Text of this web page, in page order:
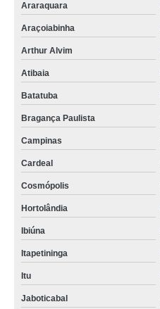
Araraquara
Araçoiabinha
Arthur Alvim
Atibaia
Batatuba
Bragança Paulista
Campinas
Cardeal
Cosmópolis
Hortolândia
Ibiúna
Itapetininga
Itu
Jaboticabal